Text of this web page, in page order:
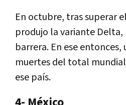
En octubre, tras superar
produjo la variante
barrera. En ese entonces,
muertes del total
ese país.